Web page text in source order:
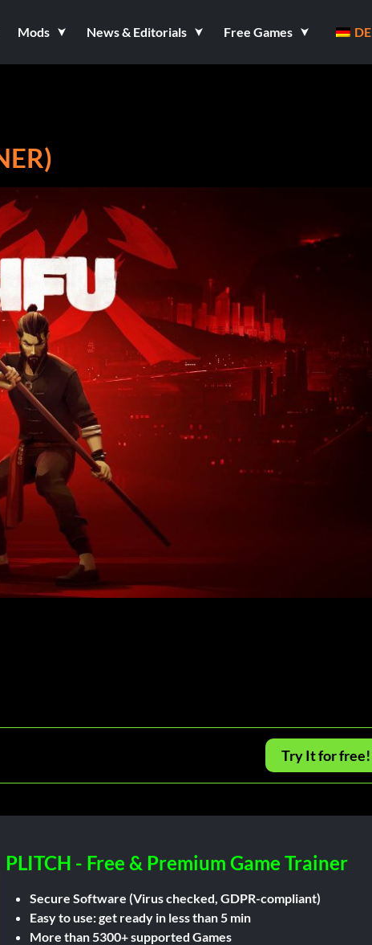
Mods News & Editorials Free Games DE
Try It for free!
PLITCH - Free & Premium Game Trainer
Secure Software (Virus checked, GDPR-compliant)
Easy to use: get ready in less than 5 min
More than 5300+ supported Games